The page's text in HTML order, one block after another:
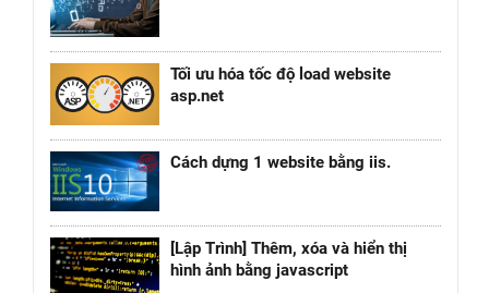
Tối ưu hóa tốc độ load website
asp.net
Cách dựng 1 website bằng iis.
[Lập Trình] Thêm, xóa và hiển thị
hình ảnh bằng javascript